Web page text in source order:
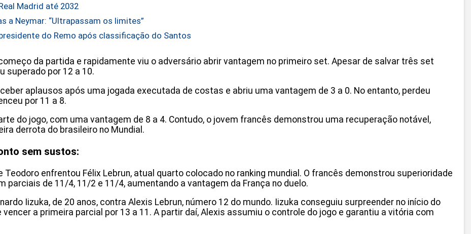
Madrid até 2032
a Neymar: “Ultrapassam os limites”
do Remo após classificação do Santos
da partida e rapidamente viu o adversário abrir vantagem no primeiro set. Apesar de salvar três set
superado por 12 a 10.
aplausos após uma jogada executada de costas e abriu uma vantagem de 3 a 0. No entanto, perdeu
por 11 a 8.
do jogo, com uma vantagem de 8 a 4. Contudo, o jovem francês demonstrou uma recuperação notável,
derrota do brasileiro no Mundial.
sem sustos:
Teodoro enfrentou Félix Lebrun, atual quarto colocado no ranking mundial. O francês demonstrou superioridade
parciais de 11/4, 11/2 e 11/4, aumentando a vantagem da França no duelo.
Iizuka, de 20 anos, contra Alexis Lebrun, número 12 do mundo. Iizuka conseguiu surpreender no início do
a primeira parcial por 13 a 11. A partir daí, Alexis assumiu o controle do jogo e garantiu a vitória com